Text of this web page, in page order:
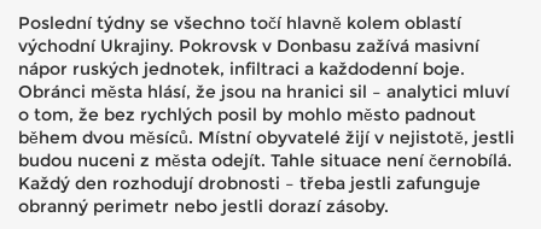
Poslední týdny se všechno točí hlavně kolem oblastí
východní Ukrajiny. Pokrovsk v Donbasu zažívá masivní
nápor ruských jednotek, infiltraci a každodenní boje.
Obránci města hlásí, že jsou na hranici sil – analytici mluví
o tom, že bez rychlých posil by mohlo město padnout
během dvou měsíců. Místní obyvatelé žijí v nejistotě, jestli
budou nuceni z města odejít. Tahle situace není černobílá.
Každý den rozhodují drobnosti – třeba jestli zafunguje
obranný perimetr nebo jestli dorazí zásoby.